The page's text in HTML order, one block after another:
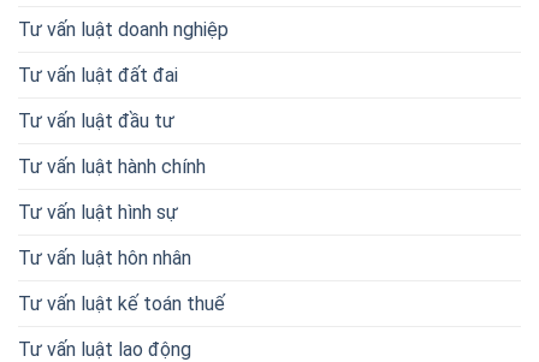
Tư vấn luật doanh nghiệp
Tư vấn luật đất đai
Tư vấn luật đầu tư
Tư vấn luật hành chính
Tư vấn luật hình sự
Tư vấn luật hôn nhân
Tư vấn luật kế toán thuế
Tư vấn luật lao động